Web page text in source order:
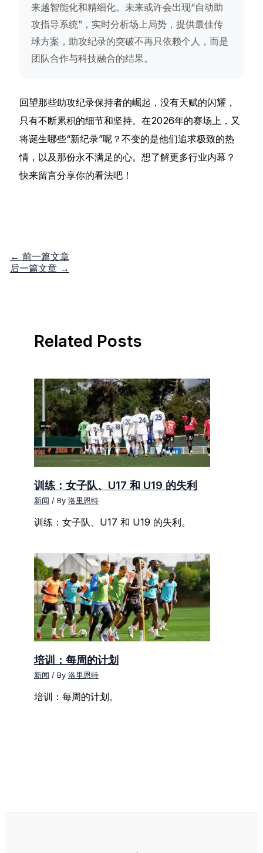
来越智能化和精细化。未来或许会出现“自动助
攻指导系统”，实时分析场上局势，提供最佳传
球方案，助攻纪录的突破不再只依赖个人，而是
团队合作与科技融合的结果。
回望那些助攻纪录保持者的崛起，没有天赋的闪耀，
只有不断累积的细节和坚持。在2026年的赛场上，又
将诞生哪些“新纪录”呢？不变的是他们追求极致的热
情，以及那份永不满足的心。想了解更多行业内幕？
快来留言分享你的看法吧！
← 前一篇文章
后一篇文章 →
Related Posts
训练：女子队、U17 和 U19 的失利
新闻 / By 洛里恩特
训练：女子队、U17 和 U19 的失利。
培训：每周的计划
新闻 / By 洛里恩特
培训：每周的计划。